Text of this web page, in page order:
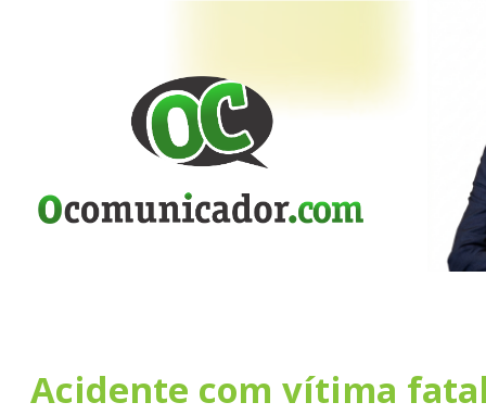
Acidente com vítima